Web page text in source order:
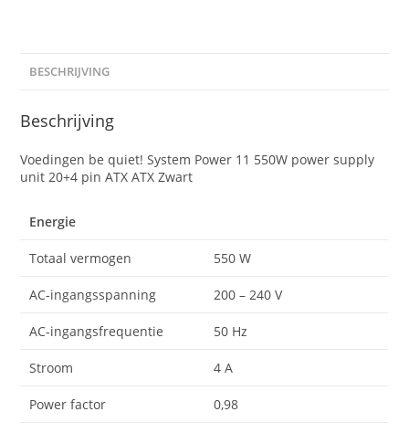
BESCHRIJVING
Beschrijving
Voedingen be quiet! System Power 11 550W power supply
unit 20+4 pin ATX ATX Zwart
Energie
Totaal vermogen 550 W
AC-ingangsspanning 200 – 240 V
AC-ingangsfrequentie 50 Hz
Stroom 4 A
Power factor 0,98